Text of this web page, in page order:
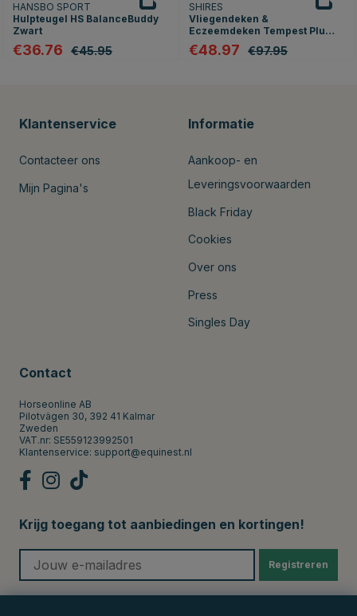
HANSBO SPORT
Hulpteugel HS BalanceBuddy
Zwart
€36.76 €45.95
SHIRES
Vliegendeken &
Eczeemdeken Tempest Plus
Wit
€48.97 €97.95
Klantenservice
Contacteer ons
Mijn Pagina's
Informatie
Aankoop- en
Leveringsvoorwaarden
Black Friday
Cookies
Over ons
Press
Singles Day
Contact
Horseonline AB
Pilotvägen 30, 392 41 Kalmar
Zweden
VAT.nr: SE559123992501
Klantenservice: support@equinest.nl
Krijg toegang tot aanbiedingen en kortingen!
Registreren